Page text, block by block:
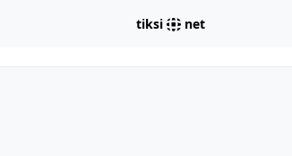
tiksi net